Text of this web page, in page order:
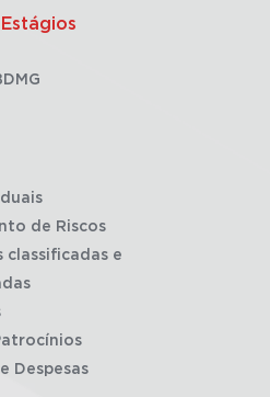
de Riscos
classificadas e
Despesas